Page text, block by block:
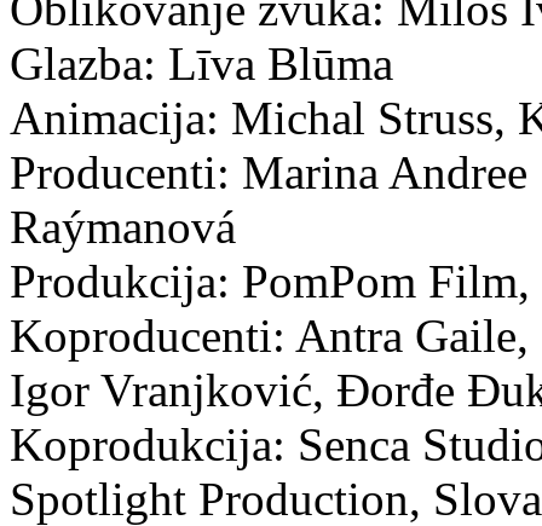
Glazba: Līva Blūma
Animacija: Michal Struss,
Producenti: Marina
Raýmanová
Produkcija: PomPom
Koproducenti: Antra
Igor Vranjković, Đorđe
Koprodukcija: Senca
Spotlight Production,